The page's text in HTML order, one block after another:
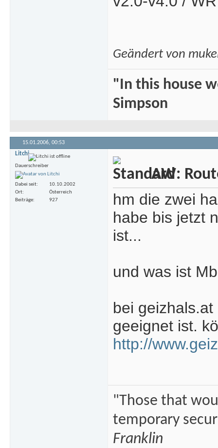
Geändert von
"In this house
Simpson
15.01.2006, 00:53
Litchi
Dauerschreiber
Dabei seit
10.10.2002
Ort
Österreich
Beiträge
927
AW:
hm die zwei
habe bis jetzt
ist...
und was ist
bei
geeignet ist.
http://
"Those that
temporary
Franklin